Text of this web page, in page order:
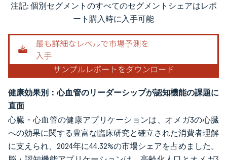
画像 © Mordor Intelligence。再利用にはCC BY 4.0の表示が必要です。
注記: 個別セグメントのすべてのセグメントシェアはレポ
ート購入時に入手可能
健康効果別：心血管のリーダーシップが認知機能の課題に
直面
心臓・心血管の健康アプリケーションは、オメガ3の心臓
への効果に関する豊富な臨床研究と確立された消費者理解
に支えられ、2024年に44.32%の市場シェアを占めました。